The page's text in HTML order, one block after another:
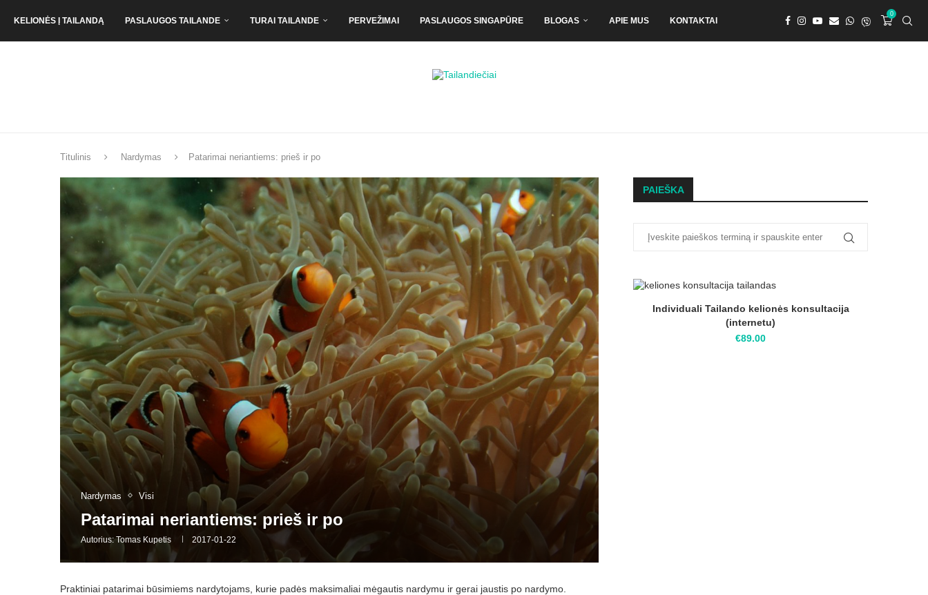
KELIONĖS Į TAILANDĄ PASLAUGOS TAILANDE TURAI TAILANDE PERVEŽIMAI PASLAUGOS SINGAPŪRE BLOGAS APIE MUS KONTAKTAI
0
Titulinis Nardymas Patarimai neriantiems: prieš ir po
Nardymas Visi
Patarimai neriantiems: prieš ir po
Autorius:Tomas Kupetis 2017-01-22
Praktiniai patarimai būsimiems nardytojams, kurie padės maksimaliai mėgautis nardymu ir gerai jaustis po nardymo.
PAIEŠKA
Individuali Tailando kelionės konsultacija
(internetu)
€89.00